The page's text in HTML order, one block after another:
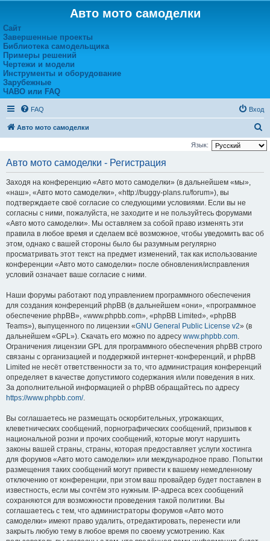
Авто мото самоделки
Сайт
Завершенные проекты
Библиотека самодельщика
Примеры решений
Чертежи и модели
Инструменты и оборудование
Зарубежные
ЧАВО или FAQ
FAQ Вход
Авто мото самоделки
о
Язык:
Авто мото самоделки - Регистрация
Заходя на конференцию «Авто мото самоделки» (в дальнейшем «мы»,
«наш», «Авто мото самоделки», «http://buggy-plans.ru/forum»), вы
подтверждаете своё согласие со следующими условиями. Если вы не
согласны с ними, пожалуйста, не заходите и не пользуйтесь форумами
«Авто мото самоделки». Мы оставляем за собой право изменять эти
правила в любое время и сделаем всё возможное, чтобы уведомить вас об
этом, однако с вашей стороны было бы разумным регулярно
просматривать этот текст на предмет изменений, так как использование
конференции «Авто мото самоделки» после обновления/исправления
условий означает ваше согласие с ними.
Наши форумы работают под управлением программного обеспечения
для создания конференций phpBB (в дальнейшем «они», «программное
обеспечение phpBB», «www.phpbb.com», «phpBB Limited», «phpBB
Teams»), выпущенного по лицензии «GNU General Public License v2» (в
дальнейшем «GPL»). Скачать его можно по адресу www.phpbb.com.
Ограничения лицензии GPL для программного обеспечения phpBB строго
связаны с организацией и поддержкой интернет-конференций, и phpBB
Limited не несёт ответственности за то, что администрация конференций
определяет в качестве допустимого содержания и/или поведения в них.
За дополнительной информацией о phpBB обращайтесь по адресу
https://www.phpbb.com/.
Вы соглашаетесь не размещать оскорбительных, угрожающих,
клеветнических сообщений, порнографических сообщений, призывов к
национальной розни и прочих сообщений, которые могут нарушить
законы вашей страны, страны, которая предоставляет услуги хостинга
для форумов «Авто мото самоделки» или международное право. Попытки
размещения таких сообщений могут привести к вашему немедленному
отключению от конференции, при этом ваш провайдер будет поставлен в
известность, если мы сочтём это нужным. IP-адреса всех сообщений
сохраняются для возможности проведения такой политики. Вы
соглашаетесь с тем, что администраторы форумов «Авто мото
самоделки» имеют право удалить, отредактировать, перенести или
закрыть любую тему в любое время по своему усмотрению. Как